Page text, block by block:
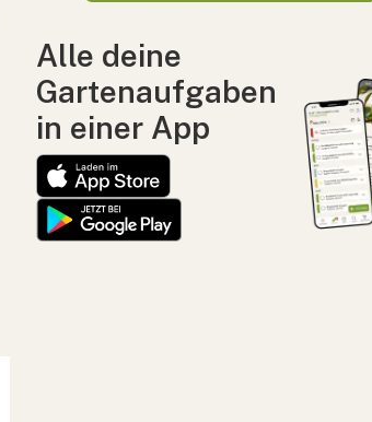
Alle deine
Gartenaufgaben
in einer App